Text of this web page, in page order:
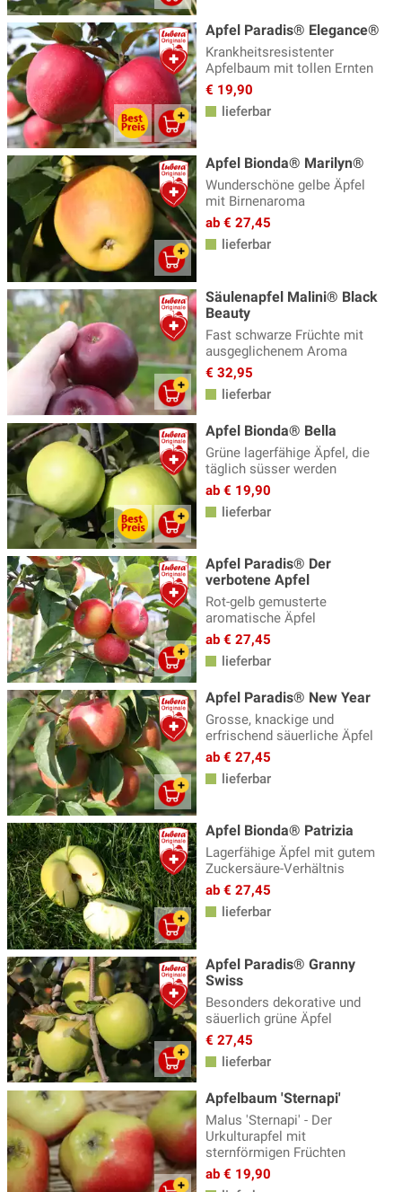
Apfel Paradis® Elegance®
Krankheitsresistenter
Apfelbaum mit tollen Ernten
€ 19,90
lieferbar
Apfel Bionda® Marilyn®
Wunderschöne gelbe Äpfel
mit Birnenaroma
ab € 27,45
lieferbar
Säulenapfel Malini® Black
Beauty
Fast schwarze Früchte mit
ausgeglichenem Aroma
€ 32,95
lieferbar
Apfel Bionda® Bella
Grüne lagerfähige Äpfel, die
täglich süsser werden
ab € 19,90
lieferbar
Apfel Paradis® Der
verbotene Apfel
Rot-gelb gemusterte
aromatische Äpfel
ab € 27,45
lieferbar
Apfel Paradis® New Year
Grosse, knackige und
erfrischend säuerliche Äpfel
ab € 27,45
lieferbar
Apfel Bionda® Patrizia
Lagerfähige Äpfel mit gutem
Zuckersäure-Verhältnis
ab € 27,45
lieferbar
Apfel Paradis® Granny
Swiss
Besonders dekorative und
säuerlich grüne Äpfel
€ 27,45
lieferbar
Apfelbaum 'Sternapi'
Malus 'Sternapi' - Der
Urkulturapfel mit
sternförmigen Früchten
ab € 19,90